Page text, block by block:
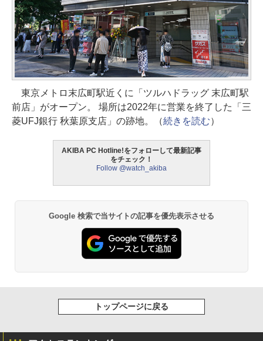
東京メトロ末広町駅近くに「ツルハドラッグ 末広町駅
前店」がオープン。 場所は2022年に営業を終了した「三
菱UFJ銀行 秋葉原支店」の跡地。（続きを読む）
AKIBA PC Hotline!をフォローして最新記事
をチェック！
Follow @watch_akiba
Google 検索で当サイトの記事を優先表示させる
トップページに戻る